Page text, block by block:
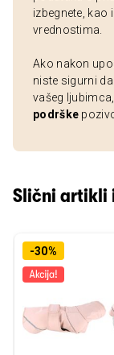
izbegnete, kao
vrednostima.
Ako nakon
niste sigurni
vašeg
podrške
Slični artikli
-30%